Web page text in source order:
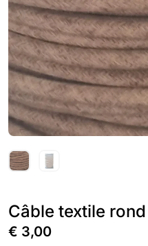
Câble textile
€ 3,00